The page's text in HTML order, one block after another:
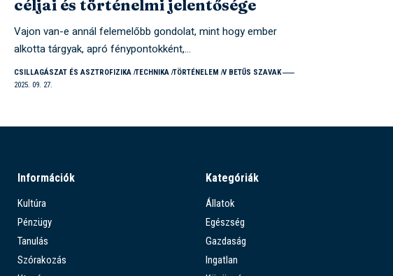
céljai és történelmi jelentősége
Vajon van-e annál felemelőbb gondolat, mint hogy ember
alkotta tárgyak, apró fénypontokként,…
CSILLAGÁSZAT ÉS ASZTROFIZIKA TECHNIKA TÖRTÉNELEM V BETŰS SZAVAK
2025. 09. 27.
Információk
Kultúra
Pénzügy
Tanulás
Szórakozás
Kategóriák
Állatok
Egészség
Gazdaság
Ingatlan